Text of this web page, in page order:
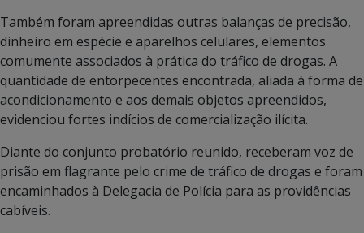
Também foram apreendidas outras balanças de precisão,
dinheiro em espécie e aparelhos celulares, elementos
comumente associados à prática do tráfico de drogas. A
quantidade de entorpecentes encontrada, aliada à forma de
acondicionamento e aos demais objetos apreendidos,
evidenciou fortes indícios de comercialização ilícita.
Diante do conjunto probatório reunido, receberam voz de
prisão em flagrante pelo crime de tráfico de drogas e foram
encaminhados à Delegacia de Polícia para as providências
cabíveis.